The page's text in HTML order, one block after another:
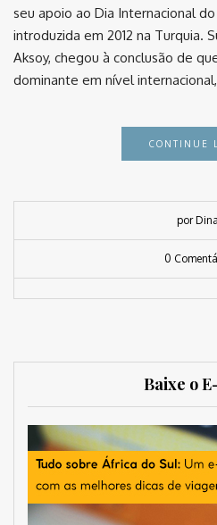
seu apoio ao Dia Internacional
introduzida em 2012 na Turquia.
Aksoy, chegou à conclusão de
dominante em nível
CONTINUE
por
0
Baixe o